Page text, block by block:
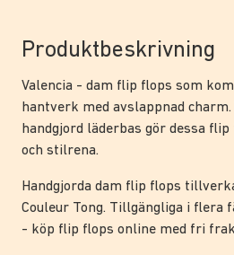
Produktbeskrivning
Valencia - dam flip flops som
hantverk med avslappnad
handgjord läderbas gör dessa
och stilrena.
Handgjorda dam flip flops
Couleur Tong. Tillgängliga i flera
- köp flip flops online med fri